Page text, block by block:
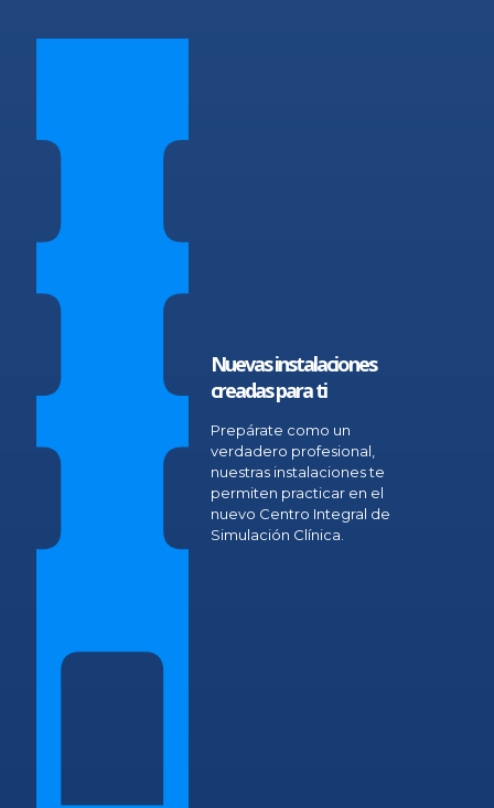
Nuevas instalaciones
creadas para ti
Prepárate como un
verdadero profesional,
nuestras instalaciones te
permiten practicar en el
nuevo Centro Integral de
Simulación Clínica.